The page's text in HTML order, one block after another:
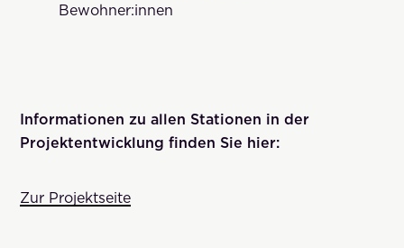
Bewohner:innen
Informationen zu allen Stationen in der
Projektentwicklung finden Sie hier:
Zur Projektseite